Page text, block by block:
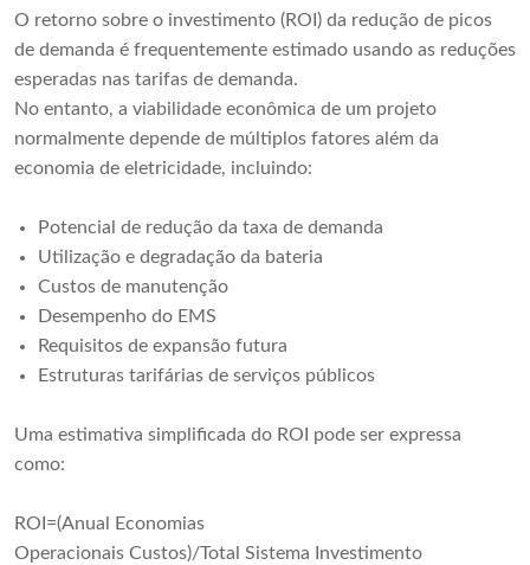
O retorno sobre o investimento (ROI) da redução de picos
de demanda é frequentemente estimado usando as reduções
esperadas nas tarifas de demanda.
No entanto, a viabilidade econômica de um projeto
normalmente depende de múltiplos fatores além da
economia de eletricidade, incluindo:
Potencial de redução da taxa de demanda
Utilização e degradação da bateria
Custos de manutenção
Desempenho do EMS
Requisitos de expansão futura
Estruturas tarifárias de serviços públicos
Uma estimativa simplificada do ROI pode ser expressa
como:
ROI=(Anual Economias
Operacionais Custos)/Total Sistema Investimento